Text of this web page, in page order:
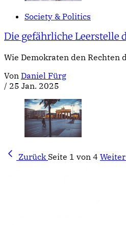
Society & Politics
Die gefährliche Leerstelle
Wie Demokraten den Rechten
Von Daniel Fürg
/ 25 Jan. 2025
Zurück Seite 1 von 4 Weiter